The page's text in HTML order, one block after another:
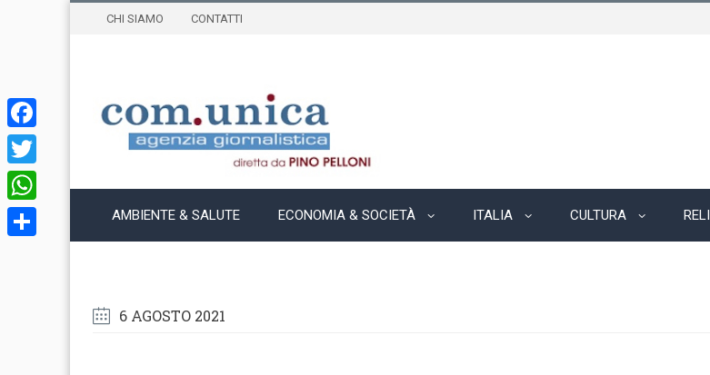
CHI SIAMO CONTATTI
AMBIENTE & SALUTE ECONOMIA & SOCIETÀ ITALIA CULTURA
6 AGOSTO 2021
Facebook
Twitter
WhatsApp